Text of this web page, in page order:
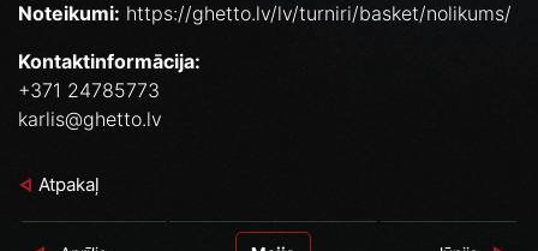
Noteikumi: https://ghetto.lv/lv/turniri/basket/nolikums/
Kontaktinformācija:
+371 24785773
karlis@ghetto.lv
Atpakaļ